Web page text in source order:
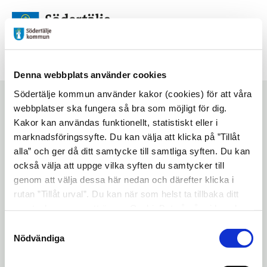
Denna webbplats använder cookies
Södertälje kommun använder kakor (cookies) för att våra
webbplatser ska fungera så bra som möjligt för dig.
Kakor kan användas funktionellt, statistiskt eller i
marknadsföringssyfte. Du kan välja att klicka på ”Tillåt
alla” och ger då ditt samtycke till samtliga syften. Du kan
också välja att uppge vilka syften du samtycker till
genom att välja dessa här nedan och därefter klicka i
rutan ”Tillåt urval”. Du kan när som helst ta tillbaka ditt
"Visa detaljer" kan du läsa om hur kakorna används och
hur vi och våra leverantörer inhämtar och behandlar
Nödvändiga
Skaparverkstad
Start
/ Aktiviteter /Skaparverkstad
Lyssna på sidan Dela
För alla barn och unga som gillar att pyssla
och skapa. Vi använder olika material och
har olika teman varje gång.